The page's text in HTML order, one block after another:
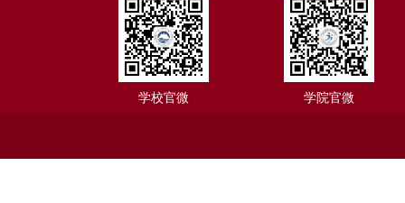
学校官微 学院官微